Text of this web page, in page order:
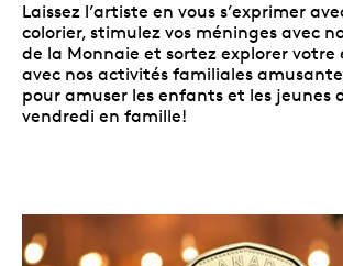
Laissez l’artiste en vous s’exprimer
colorier, stimulez vos méninges avec
de la Monnaie et sortez explorer
avec nos activités familiales
pour amuser les enfants et les jeunes
vendredi en famille!